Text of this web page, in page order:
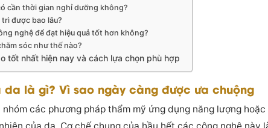
cần thời gian nghỉ dưỡng không?
trì được bao lâu?
nghệ để đạt hiệu quả tốt hơn không?
sóc như thế nào?
tốt nhất hiện nay và cách lựa chọn phù hợp
da là gì? Vì sao ngày càng được ưa chuộng
nhóm các phương pháp thẩm mỹ ứng dụng năng lượng